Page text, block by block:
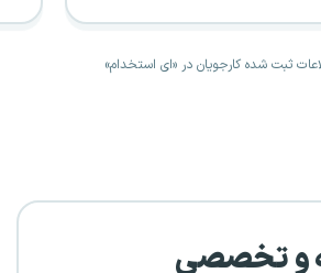
ثبت شده کارجویان در «ای استخدام»
و تخصصی